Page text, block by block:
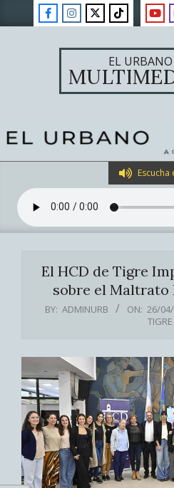
to
EL URBANO
Navigation
Menu
Escucha
El HCD de Tigre
sobre el
BY: ADMINURB ON: 26/
TIGRE